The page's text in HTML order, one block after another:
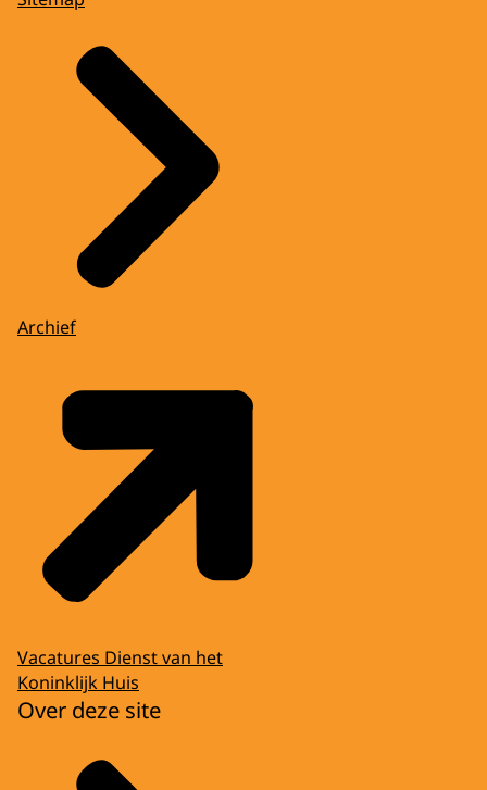
Archief
Vacatures Dienst van het
Koninklijk Huis
Over deze site